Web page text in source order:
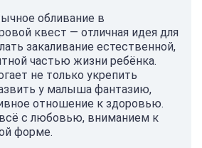
обливание в
квест — отличная идея для
закаливание естественной,
частью жизни ребёнка.
не только укрепить
у малыша фантазию,
отношение к здоровью.
всё с любовью, вниманием к
форме.